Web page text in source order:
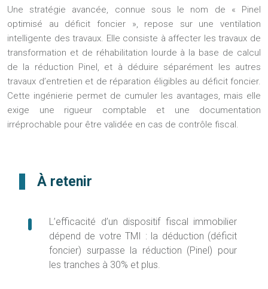
Une stratégie avancée, connue sous le nom de « Pinel
optimisé au déficit foncier », repose sur une ventilation
intelligente des travaux. Elle consiste à affecter les travaux de
transformation et de réhabilitation lourde à la base de calcul
de la réduction Pinel, et à déduire séparément les autres
travaux d’entretien et de réparation éligibles au déficit foncier.
Cette ingénierie permet de cumuler les avantages, mais elle
exige une rigueur comptable et une documentation
irréprochable pour être validée en cas de contrôle fiscal.
À retenir
L’efficacité d’un dispositif fiscal immobilier
dépend de votre TMI : la déduction (déficit
foncier) surpasse la réduction (Pinel) pour
les tranches à 30% et plus.